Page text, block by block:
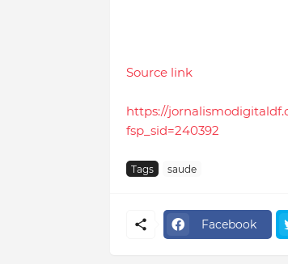
Source link
https://
fsp_sid=240392
Tags saude
Facebook